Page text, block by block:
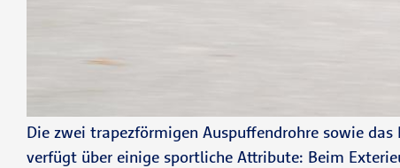
Die zwei trapezförmigen Auspuffendrohre sowie
verfügt über einige sportliche Attribute: Beim